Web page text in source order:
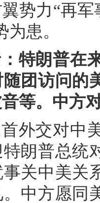
势力“再
患。
特朗普在
团访问的
等。中方
外交对中
朗普总统
关中美关
中方愿同